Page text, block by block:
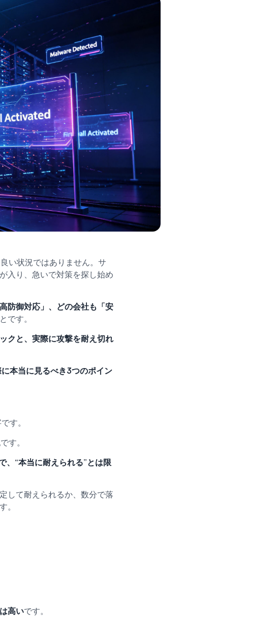
い状況ではありません。サ
入り、急いで対策を探し始め
防御対応」、どの会社も「安
です。
クと、実際に攻撃を耐え切れ
本当に見るべき3つのポイン
す。
す。
、“本当に耐えられる”とは限
して耐えられるか、数分で落
。
高いです。